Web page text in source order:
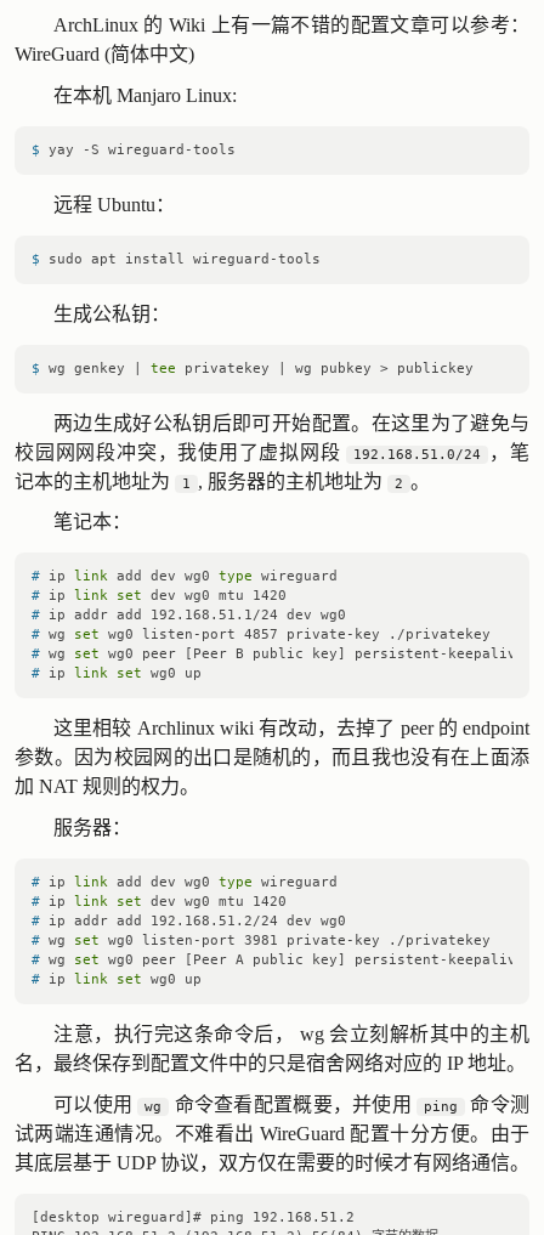
ArchLinux 的 Wiki 上有一篇不错的配置文章可以参考：
WireGuard (简体中文)
在本机 Manjaro Linux:
$ yay -S wireguard-tools
远程 Ubuntu：
$ sudo apt install wireguard-tools
生成公私钥：
$ wg genkey | tee privatekey | wg pubkey > publickey
两边生成好公私钥后即可开始配置。在这里为了避免与
校园网网段冲突，我使用了虚拟网段
192.168.51.0/24
，笔
记本的主机地址为
1 , 服务器的主机地址为 2 。
笔记本：
# ip link add dev wg0 type wireguard
# ip link set dev wg0 mtu 1420
# ip addr add 192.168.51.1/24 dev wg0
# wg set wg0 listen-port 4857 private-key ./privatekey
# wg set wg0 peer [Peer B public key] persistent-keepalive
# ip link set wg0 up
这里相较 Archlinux wiki 有改动，去掉了 peer 的 endpoint
参数。因为校园网的出口是随机的，而且我也没有在上面添
加 NAT 规则的权力。
服务器：
# ip link add dev wg0 type wireguard
# ip link set dev wg0 mtu 1420
# ip addr add 192.168.51.2/24 dev wg0
# wg set wg0 listen-port 3981 private-key ./privatekey
# wg set wg0 peer [Peer A public key] persistent-keepalive
# ip link set wg0 up
注意，执行完这条命令后， wg 会立刻解析其中的主机
名，最终保存到配置文件中的只是宿舍网络对应的 IP 地址。
可以使用
wg 命令查看配置概要，并使用 ping
命令测
试两端连通情况。不难看出 WireGuard 配置十分方便。由于
其底层基于 UDP 协议，双方仅在需要的时候才有网络通信。
[desktop wireguard]# ping 192.168.51.2